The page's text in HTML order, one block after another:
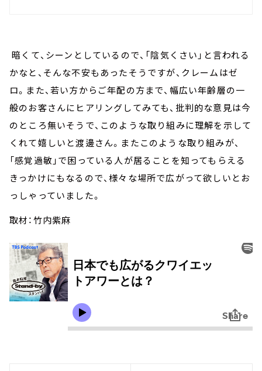
暗くて、シーンとしているので、「陰気くさい」と言われる
かなと、そんな不安もあったそうですが、クレームはゼ
ロ。また、若い方からご年配の方まで、幅広い年齢層の一
般のお客さんにヒアリングしてみても、批判的な意見は今
のところ無いそうで、このような取り組みに理解を示して
くれて嬉しいと渡邊さん。またこのような取り組みが、
「感覚過敏」で困っている人が居ることを知ってもらえる
きっかけにもなるので、様々な場所で広がって欲しいとお
っしゃっていました。
取材：竹内紫麻